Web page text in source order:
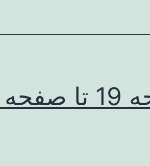
24